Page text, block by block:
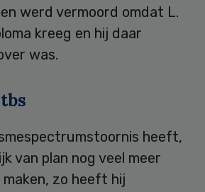
werd vermoord omdat L.
kreeg en hij daar
was.
heeft,
van plan nog veel meer
zo heeft hij